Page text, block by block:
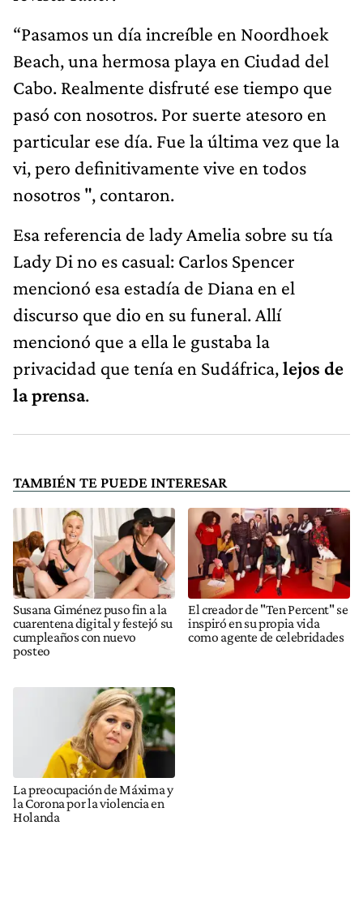
“Pasamos un día increíble en Noordhoek
Beach, una hermosa playa en Ciudad del
Cabo. Realmente disfruté ese tiempo que
pasó con nosotros. Por suerte atesoro en
particular ese día. Fue la última vez que la
vi, pero definitivamente vive en todos
nosotros ", contaron.
Esa referencia de lady Amelia sobre su tía
Lady Di no es casual: Carlos Spencer
mencionó esa estadía de Diana en el
discurso que dio en su funeral. Allí
mencionó que a ella le gustaba la
privacidad que tenía en Sudáfrica,lejos de
la prensa.
TAMBIÉN TE PUEDE INTERESAR
Susana Giménez puso fin a la
cuarentena digital y festejó su
cumpleaños con nuevo
posteo
El creador de "Ten Percent" se
inspiró en su propia vida
como agente de celebridades
La preocupación de Máxima y
la Corona por la violencia en
Holanda